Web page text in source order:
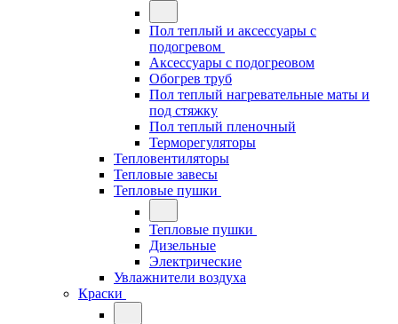
Пол теплый и аксессуары с
подогревом
Аксессуары с подогреовом
Обогрев труб
Пол теплый нагревательные маты и
под стяжку
Пол теплый пленочный
Терморегуляторы
Тепловентиляторы
Тепловые завесы
Тепловые пушки
Тепловые пушки
Дизельные
Электрические
Увлажнители воздуха
Краски